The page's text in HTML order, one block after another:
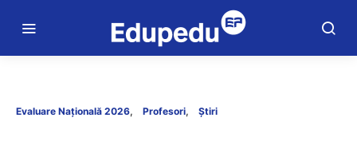
Evaluare Națională 2026 Profesori Știri